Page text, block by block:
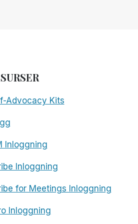
Advocacy Kits
Inloggning
Inloggning
for Meetings Inloggning
Inloggning